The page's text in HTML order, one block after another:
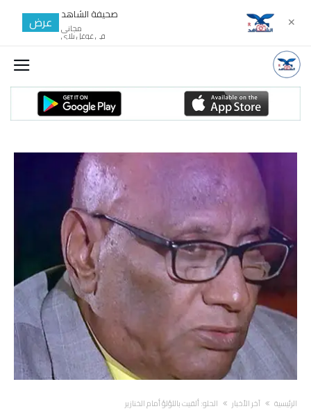
‫الرئيسية‬ آخر الأخبار الحلو: ألقيت باللؤلؤ أمام الخنازير
✕ صحيفة الشاهد
مجانى
في غوغل بلاي
عرض